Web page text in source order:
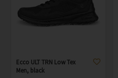
Ecco ULT TRN Low Tex
Men, black